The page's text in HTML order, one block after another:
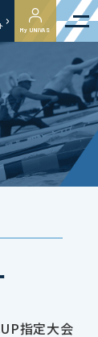
My UNIVAS
指定大会